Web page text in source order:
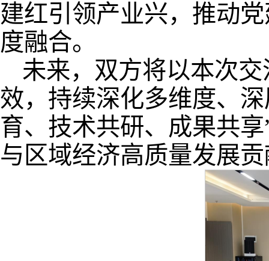
建红引领产业兴，推动
度融合。
未来，双方将以本次
效，持续深化多维度、
育、技术共研、成果共
与区域经济高质量发展